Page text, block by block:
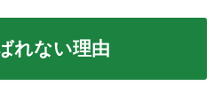
れない理由